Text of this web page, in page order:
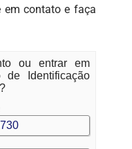
em contato e faça
ou entrar em
de Identificação